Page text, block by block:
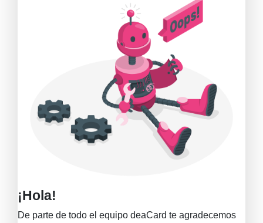
¡Hola!
De parte de todo el equipo deaCard te agradecemos